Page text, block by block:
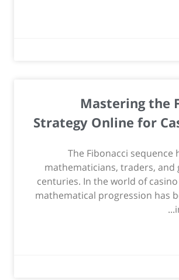
Mastering the
Strategy Online for
The Fibonacci sequence
mathematicians, traders, and
centuries. In the world of
mathematical progression has